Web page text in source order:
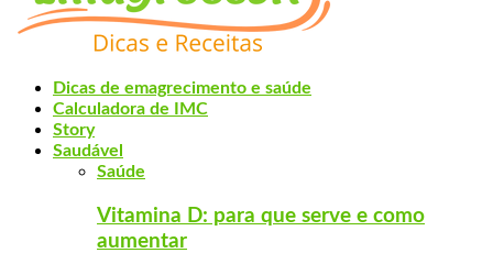
Dicas de emagrecimento e saúde
Calculadora de IMC
Story
Saudável
Saúde
Vitamina D: para que serve e como
aumentar